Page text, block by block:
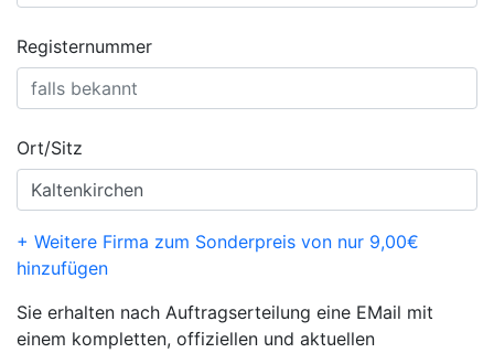
Registernummer
Ort/Sitz
+ Weitere Firma zum Sonderpreis von nur 9,00€
hinzufügen
Sie erhalten nach Auftragserteilung eine EMail mit
einem kompletten, offiziellen und aktuellen